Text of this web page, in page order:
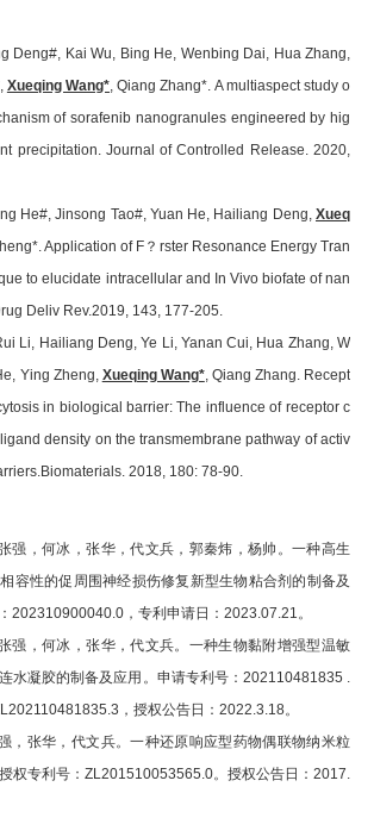
Deng#, Kai Wu, Bing He, Wenbing Dai, Hua Zhang,
Xueqing Wang*, Qiang Zhang*. A multiaspect study o
of sorafenib nanogranules engineered by hig
precipitation. Journal of Controlled Release. 2020,
He#, Jinsong Tao#, Yuan He, Hailiang Deng, Xueq
Application of F？rster Resonance Energy Tran
to elucidate intracellular and In Vivo biofate of nan
Deliv Rev.2019, 143, 177-205.
Li, Hailiang Deng, Ye Li, Yanan Cui, Hua Zhang, W
Ying Zheng, Xueqing Wang*, Qiang Zhang. Recept
in biological barrier: The influence of receptor c
density on the transmembrane pathway of activ
Biomaterials. 2018, 180: 78-90.
强，何冰，张华，代文兵，郭秦炜，杨帅。一种高生
容性的促周围神经损伤修复新型生物粘合剂的制备及
202310900040.0 ，专利申请日：2023.07.21 。
强，何冰，张华，代文兵。一种生物黏附增强型温敏
水凝胶的制备及应用。申请专利号： 202110481835 .
，授权公告日：2022.3.18。
，张华，代文兵。一种还原响应型药物偶联物纳米粒
权专利号： ZL201510053565.0。授权公告日：2017.